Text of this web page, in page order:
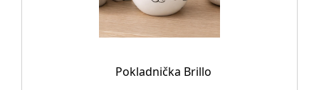
Pokladnička Brillo